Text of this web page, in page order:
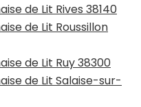
de Lit Rives 38140
de Lit Roussillon
de Lit Ruy 38300
de Lit Salaise-sur-